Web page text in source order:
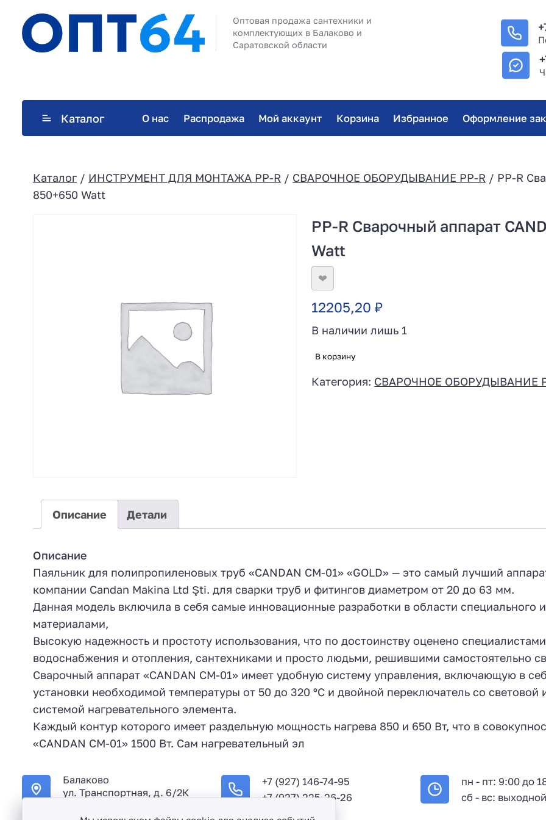
Оптовая продажа сантехники и
комплектующих в Балаково и
Саратовской области
Каталог О нас Распродажа Мой аккаунт Корзина Избранное Оформление
Каталог / ИНСТРУМЕНТ ДЛЯ МОНТАЖА PP-R / СВАРОЧНОЕ ОБОРУДЫВАНИЕ PP-R / PP-R
850+650 Watt
PP-R Сварочный аппарат
Watt
❤
12205,20₽
В наличии лишь 1
В корзину
Категория: СВАРОЧНОЕ ОБОРУДЫВАНИЕ
Описание Детали
Описание
Паяльник для полипропиленовых труб «СANDAN СМ-01» «GOLD» — это самый лучший
компании Candan Makina Ltd Şti. для сварки труб и фитингов диаметром от 20 до 63 мм.
Данная модель включила в себя самые инновационные разработки в области специального
материалами,
Высокую надежность и простоту использования, что по достоинству оценено
водоснабжения и отопления, сантехниками и просто людьми, решившими самостоятельно
Сварочный аппарат «CANDAN СМ-01» имеет удобную систему управления, включающую в
установки необходимой температуры от 50 до 320 ºС и двойной переключатель со
системой нагревательного элемента.
Каждый контур которого имеет раздельную мощность нагрева 850 и 650 Вт, что в
«СANDAN СМ-01» 1500 Вт. Сам нагревательный эл
Балаково
ул. Транспортная, д. 6/2К
+7 (927) 146-74-95
+7 (927) 225-26-26
пн - пт: 9:00 до
сб - вс: выходной